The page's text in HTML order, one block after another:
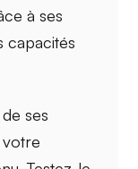
à ses
capacités
ses